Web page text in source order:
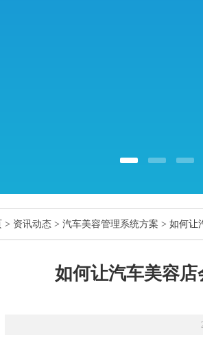
> 资讯动态 > 汽车美容管理系统方案 > 如何让
如何让汽车美容店